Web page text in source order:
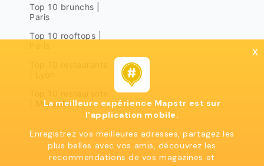
Top 10 brunchs |
Paris
Top 10 rooftops |
| Marseille
x
La meilleure expérience Mapstr est sur
l'application mobile.
Enregistrez vos meilleures adresses, partagez les
plus belles avec vos amis, découvrez les
recommendations de vos magazines et